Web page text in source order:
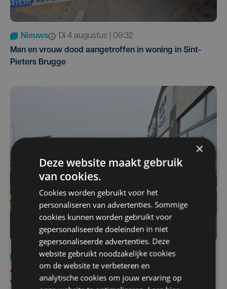
Nieuws
di 4 augustus | 09:32
Man en vrouw dood aangetroffen in woning in Sint-
Pieters Brugge
Nieuws
do 30 juli | 12:57
Autobestuurster rijdt na foutief manoeuvre tegen
winkelgevel in Ieper
×
Deze website maakt gebruik
van cookies.
Cookies worden gebruikt voor het
personaliseren van advertenties. Sommige
cookies kunnen worden gebruikt voor
gepersonaliseerde doeleinden in niet
gepersonaliseerde advertenties. Deze
website gebruikt noodzakelijke cookies
om de website te verbeteren en
analytische cookies om jouw ervaring op